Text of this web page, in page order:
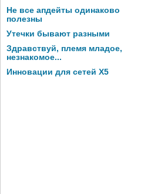
Не все апдейты одинаково
полезны
Утечки бывают разными
Здравствуй, племя младое,
незнакомое...
Инновации для сетей X5